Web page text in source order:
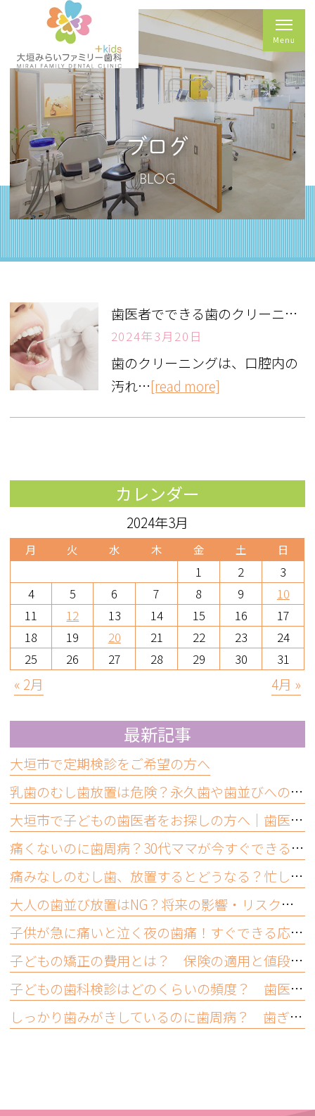
ブログ
BLOG
歯医者でできる歯のクリーニングとは？
2024年3月20日
歯のクリーニングは、口腔内の
汚れ…[read more]
カレンダー
2024年3月
月 火 水 木 金 土 日
1 2
3
4
5 6 7 8 9
10
11
12 13 14 15 16
17
18
19 20 21 22 23
24
25
26 27 28 29 30 31
« 2月 4月 »
最新記事
大垣市で定期検診をご希望の方へ
乳歯のむし歯放置は危険？永久歯や歯並びへの影響と受診の目安
大垣市で子どもの歯医者をお探しの方へ｜歯医者嫌いにならないために大切なこと
痛くないのに歯周病？30代ママが今すぐできるセルフチェックと受診目安
痛みなしのむし歯、放置するとどうなる？忙しいママが受診すべき理由
大人の歯並び放置はNG？将来の影響・リスクと今できるむし歯予防
子供が急に痛いと泣く夜の歯痛！すぐできる応急処置と受診の目安
子どもの矯正の費用とは？ 保険の適用と値段の相場について
子どもの歯科検診はどのくらいの頻度？ 歯医者では何をする？
しっかり歯みがきしているのに歯周病？ 歯ぎしりや食いしばりも原因って本当？